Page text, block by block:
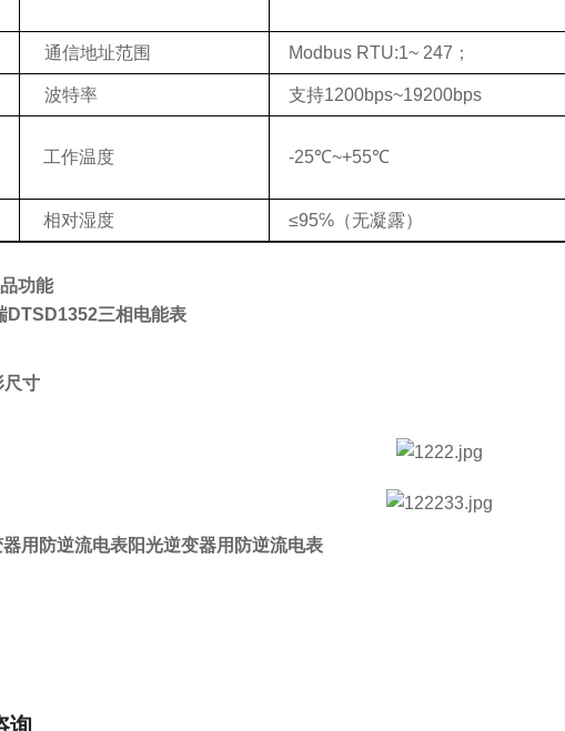
通信地址范围 Modbus RTU:1~ 247 ；
波特率 支持1200bps~19200bps
工作温度 -25℃~+55℃
相对湿度 ≤95℅（无凝露）
功能
DTSD1352三相电能表
尺寸
器用防逆流电表阳光逆变器用防逆流电表
询